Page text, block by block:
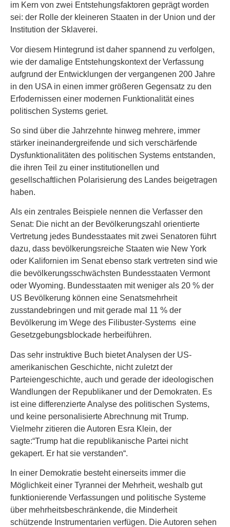
im Kern von zwei Entstehungsfaktoren geprägt worden
sei: der Rolle der kleineren Staaten in der Union und der
Institution der Sklaverei.
Vor diesem Hintegrund ist daher spannend zu verfolgen,
wie der damalige Entstehungskontext der Verfassung
aufgrund der Entwicklungen der vergangenen 200 Jahre
in den USA in einen immer größeren Gegensatz zu den
Erfodernissen einer modernen Funktionalität eines
politischen Systems geriet.
So sind über die Jahrzehnte hinweg mehrere, immer
stärker ineinandergreifende und sich verschärfende
Dysfunktionalitäten des politischen Systems entstanden,
die ihren Teil zu einer institutionellen und
gesellschaftlichen Polarisierung des Landes beigetragen
haben.
Als ein zentrales Beispiele nennen die Verfasser den
Senat: Die nicht an der Bevölkerungszahl orientierte
Vertretung jedes Bundesstaates mit zwei Senatoren führt
dazu, dass bevölkerungsreiche Staaten wie New York
oder Kalifornien im Senat ebenso stark vertreten sind wie
die bevölkerungsschwächsten Bundesstaaten Vermont
oder Wyoming. Bundesstaaten mit weniger als 20 % der
US Bevölkerung können eine Senatsmehrheit
zusstandebringen und mit gerade mal 11 % der
Bevölkerung im Wege des Filibuster-Systems eine
Gesetzgebungsblockade herbeiführen.
Das sehr instruktive Buch bietet Analysen der US-
amerikanischen Geschichte, nicht zuletzt der
Parteiengeschichte, auch und gerade der ideologischen
Wandlungen der Republikaner und der Demokraten. Es
ist eine differenzierte Analyse des politischen Systems,
und keine personalisierte Abrechnung mit Trump.
Vielmehr zitieren die Autoren Esra Klein, der
sagte:“Trump hat die republikanische Partei nicht
gekapert. Er hat sie verstanden“.
In einer Demokratie besteht einerseits immer die
Möglichkeit einer Tyrannei der Mehrheit, weshalb gut
funktionierende Verfassungen und politische Systeme
über mehrheitsbeschränkende, die Minderheit
schützende Instrumentarien verfügen. Die Autoren sehen